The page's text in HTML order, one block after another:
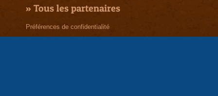
» Tous les partenaires
Préférences de confidentialité